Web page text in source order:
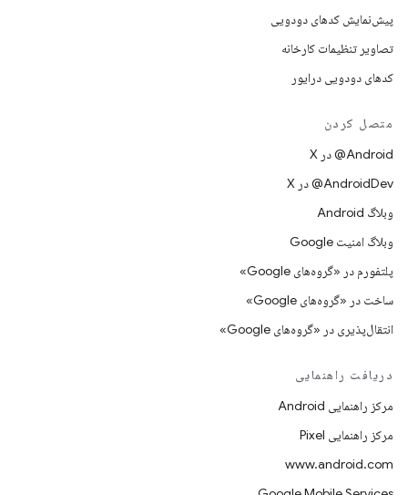
پیش‌نمایش کدهای دودویی
تصاویر تنظیمات کارخانه
کدهای دودویی درایور
متصل کردن
‫‎@Android در X
‫‎@AndroidDev در X
وبلاگ Android
وبلاگ امنیت Google
پلتفورم در «گروه‌های Google»
ساخت در «گروه‌های Google»
انتقال‌پذیری در «گروه‌های Google»
دریافت راهنمایی
مرکز راهنمایی Android
مرکز راهنمایی Pixel
www.android.com